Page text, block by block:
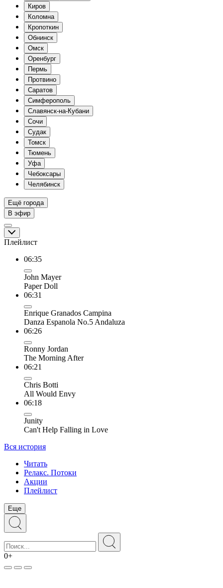
Киров
Коломна
Кропоткин
Обнинск
Омск
Оренбург
Пермь
Протвино
Саратов
Симферополь
Славянск-на-Кубани
Сочи
Судак
Томск
Тюмень
Уфа
Чебоксары
Челябинск
Ещё города
В эфир
Плейлист
06:35
John Mayer
Paper Doll
06:31
Enrique Granados Campina
Danza Espanola No.5 Andaluza
06:26
Ronny Jordan
The Morning After
06:21
Chris Botti
All Would Envy
06:18
Junity
Can't Help Falling in Love
Вся история
Читать
Релакс. Потоки
Акции
Плейлист
Еще
0+